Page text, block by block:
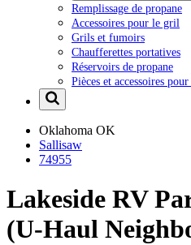
Remplissage de propane
Accessoires pour le gril
Grils et fumoirs
Chaufferettes portatives
Réservoirs de propane
Pièces et accessoires
Oklahoma OK
Sallisaw
74955
Lakeside RV
(U-Haul